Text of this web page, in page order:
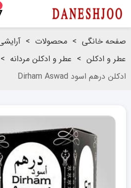
صفحه خانگی > محصولات >
عطر و ادکلن > عطر و ادکلن مردانه >
ادکلن درهم اسود Dirham Aswad